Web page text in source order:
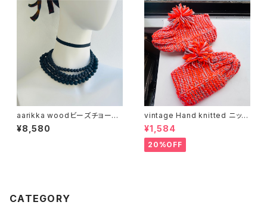
aarikka woodビーズチョーカ
ー（バラ売り）
¥8,580
vintage Hand knitted ニット
ソックス
¥1,584
20%OFF
CATEGORY